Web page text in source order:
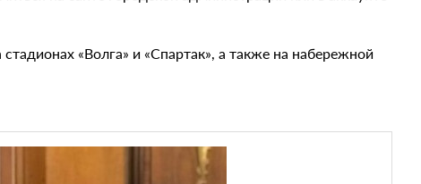
«Волга» и «Спартак», а также на набережной